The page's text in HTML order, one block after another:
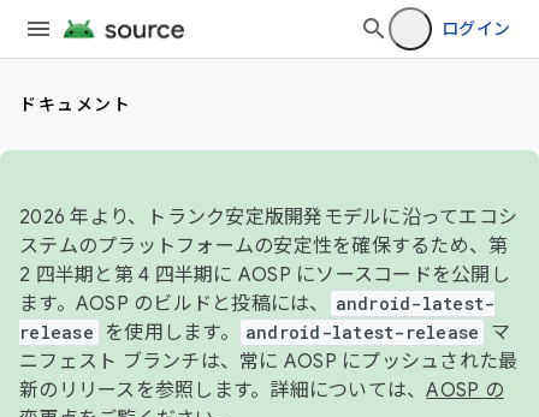
ログイン
ドキュメント
2026 年より、トランク安定版開発モデルに沿ってエコシ
ステムのプラットフォームの安定性を確保するため、第
2 四半期と第 4 四半期に AOSP にソースコードを公開し
ます。AOSP のビルドと投稿には、
android-latest-
release
を使用します。 android-latest-release
マ
ニフェスト ブランチは、常に AOSP にプッシュされた最
新のリリースを参照します。詳細については、AOSP の